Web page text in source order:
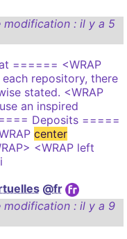
modification : il y a 5
====== <WRAP
repository, there
stated. <WRAP
an inspired
Deposits =====
center
<WRAP left
@fr
modification : il y a 9